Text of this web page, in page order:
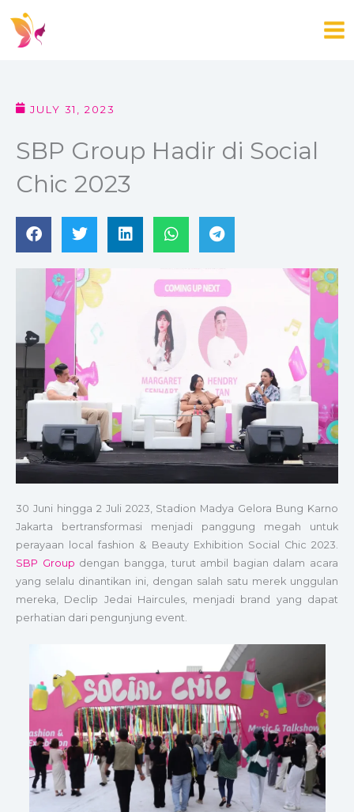
content
JULY 31, 2023
SBP Group Hadir di Social
Chic 2023
30 Juni hingga 2 Juli 2023, Stadion Madya Gelora Bung Karno
Jakarta bertransformasi menjadi panggung megah untuk
perayaan local fashion & Beauty Exhibition Social Chic 2023.
SBP Group dengan bangga, turut ambil bagian dalam acara
yang selalu dinantikan ini, dengan salah satu merek unggulan
mereka, Declip Jedai Haircules, menjadi brand yang dapat
perhatian dari pengunjung event.